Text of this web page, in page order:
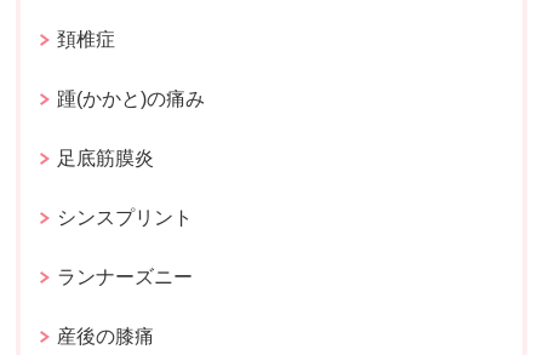
頚椎症
踵(かかと)の痛み
足底筋膜炎
シンスプリント
ランナーズニー
産後の膝痛